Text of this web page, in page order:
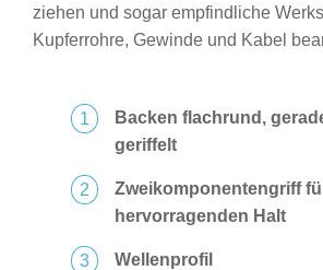
ziehen und sogar empfindliche
Kupferrohre, Gewinde und Kabel
Backen flachrund,
geriffelt
Zweikomponentengriff
hervorragenden Halt
Wellenprofil